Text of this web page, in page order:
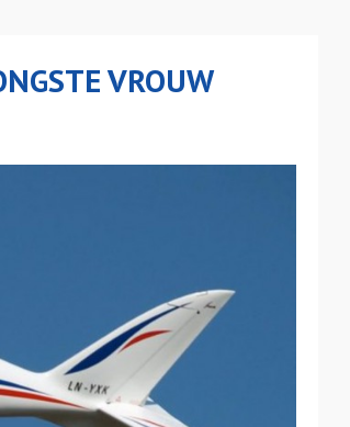
VROUW